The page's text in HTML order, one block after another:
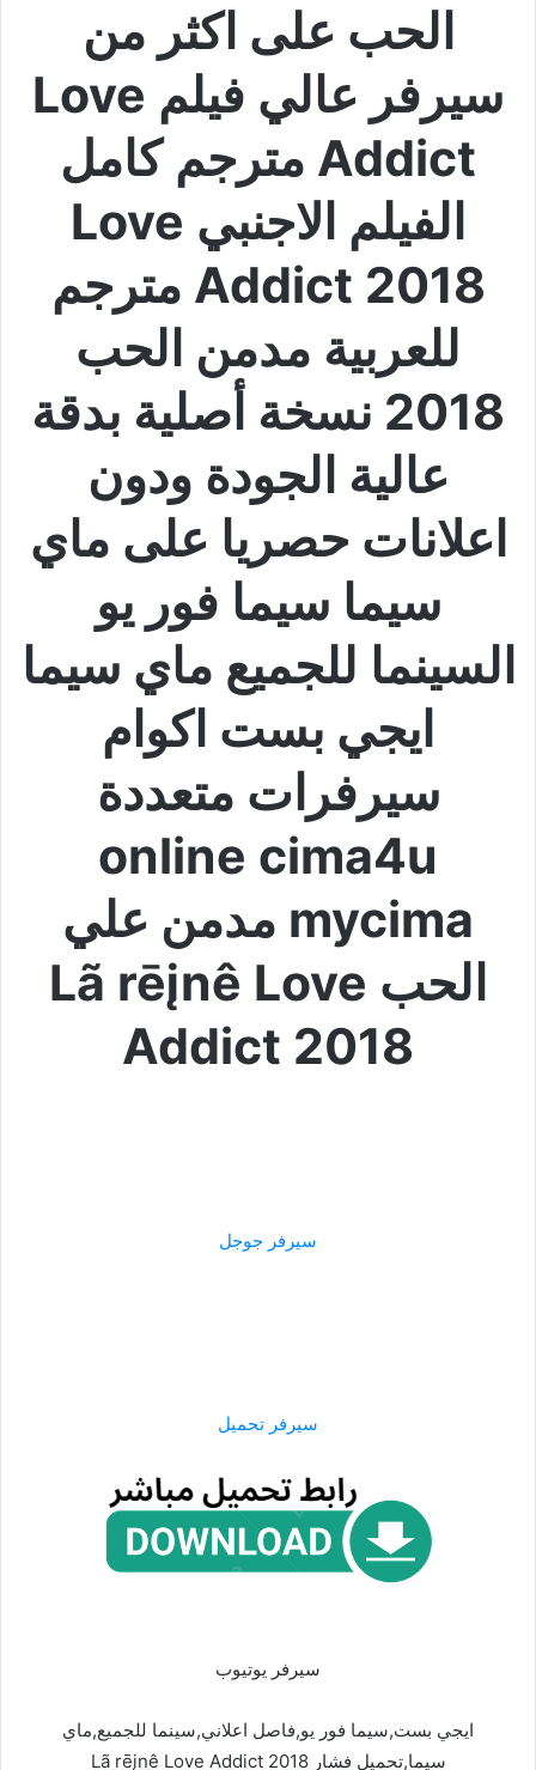
الحب على اكثر من
سيرفر عالي فيلم Love
Addict مترجم كامل
الفيلم الاجنبي Love
Addict 2018 مترجم
للعربية مدمن الحب
2018 نسخة أصلية بدقة
عالية الجودة ودون
اعلانات حصريا على ماي
سيما سيما فور يو
السينما للجميع ماي سيما
ايجي بست اكوام
سيرفرات متعددة
online cima4u
mycima مدمن علي
الحب Lã rēįnê Love
Addict 2018
سيرفر جوجل
سيرفر تحميل
سيرفر يوتيوب
ايجي بست,سيما فور يو,فاصل اعلاني,سينما للجميع,ماي
سيما,تحميل فشار Lã rēįnê Love Addict 2018